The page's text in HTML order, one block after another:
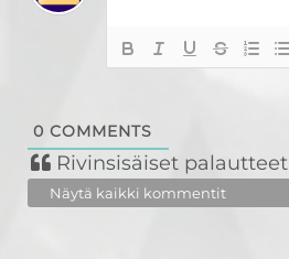
0 COMMENTS
Rivinsisäiset palautteet
Näytä kaikki kommentit